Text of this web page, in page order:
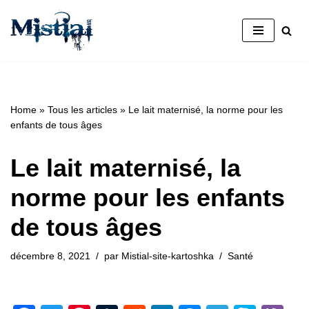
Aller
Home » Tous les articles » Le lait maternisé, la norme pour les
enfants de tous âges
Le lait maternisé, la
norme pour les enfants
de tous âges
décembre 8, 2021 par Mistial-site-kartoshka Santé